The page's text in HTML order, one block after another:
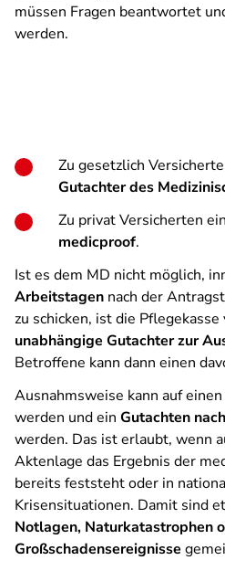
müssen Fragen beantwortet
werden.
Zu gesetzlich
Gutachter des
Zu privat Versicherten
medicproof.
Ist es dem MD nicht möglich,
Arbeitstagen nach der
zu schicken, ist die
unabhängige Gutachter zur
Betroffene kann dann einen
Ausnahmsweise kann auf
werden und ein Gutachten
werden. Das ist erlaubt, wenn
Aktenlage das Ergebnis der
bereits feststeht oder in
Krisensituationen. Damit sind
Notlagen, Naturkatastrophen
Großschadensereignisse